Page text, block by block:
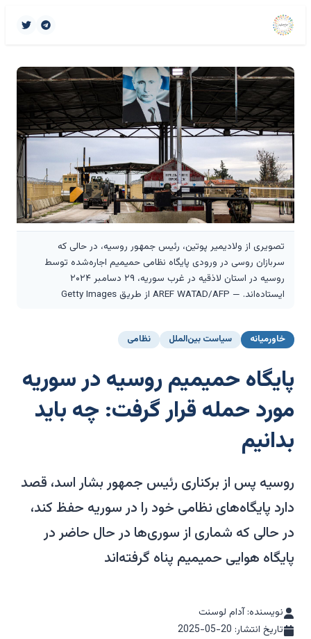
تصویری از ولادیمیر پوتین، رئیس جمهور روسیه، در حالی که
سربازان روسی در ورودی پایگاه نظامی حمیمیم اجاره‌شده توسط
روسیه در استان لاذقیه در غرب سوریه، ۲۹ دسامبر ۲۰۲۴
ایستاده‌اند. — AREF WATAD/AFP از طریق Getty Images
خاورمیانه سیاست بین‌الملل نظامی
پایگاه حمیمیم روسیه در سوریه
مورد حمله قرار گرفت: چه باید
بدانیم
روسیه پس از برکناری رئیس جمهور بشار اسد، قصد
دارد پایگاه‌های نظامی خود را در سوریه حفظ کند،
در حالی که شماری از سوری‌ها در حال حاضر در
پایگاه هوایی حمیمیم پناه گرفته‌اند
نویسنده: آدام لوسنت
تاریخ انتشار: 2025-05-20